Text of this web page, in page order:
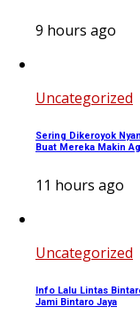
9 hours ago
Uncategorized
Sering Dikeroyok
Buat Mereka Makin
11 hours ago
Uncategorized
Info Lalu Lintas
Jami Bintaro Jaya